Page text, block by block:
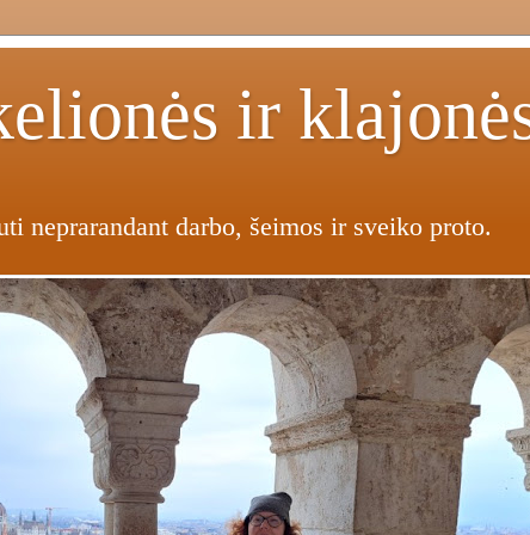
ir
neprarandant darbo, šeimos ir sveiko proto.